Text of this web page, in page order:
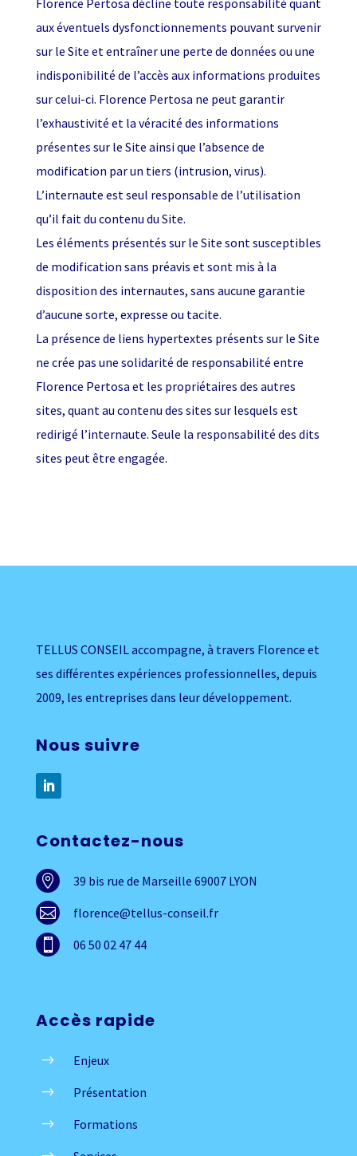
Florence Pertosa décline toute responsabilité quant
aux éventuels dysfonctionnements pouvant survenir
sur le Site et entraîner une perte de données ou une
indisponibilité de l’accès aux informations produites
sur celui-ci. Florence Pertosa ne peut garantir
l’exhaustivité et la véracité des informations
présentes sur le Site ainsi que l’absence de
modification par un tiers (intrusion, virus).
L’internaute est seul responsable de l’utilisation
qu’il fait du contenu du Site.
Les éléments présentés sur le Site sont susceptibles
de modification sans préavis et sont mis à la
disposition des internautes, sans aucune garantie
d’aucune sorte, expresse ou tacite.
La présence de liens hypertextes présents sur le Site
ne crée pas une solidarité de responsabilité entre
Florence Pertosa et les propriétaires des autres
sites, quant au contenu des sites sur lesquels est
redirigé l’internaute. Seule la responsabilité des dits
sites peut être engagée.
TELLUS CONSEIL accompagne, à travers Florence et
ses différentes expériences professionnelles, depuis
2009, les entreprises dans leur développement.
Nous suivre
Contactez-nous

39 bis rue de Marseille 69007 LYON

florence@tellus-conseil.fr

06 50 02 47 44
Accès rapide
$
Enjeux
$
Présentation
$
Formations